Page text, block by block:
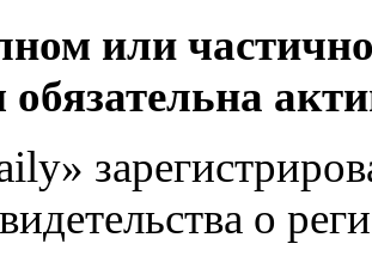
или
обязательна
о